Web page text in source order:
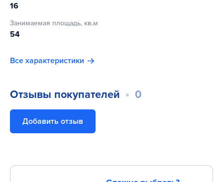
16
Занимаемая площадь, кв.м
54
Все характеристики
Отзывы покупателей 0
Добавить отзыв